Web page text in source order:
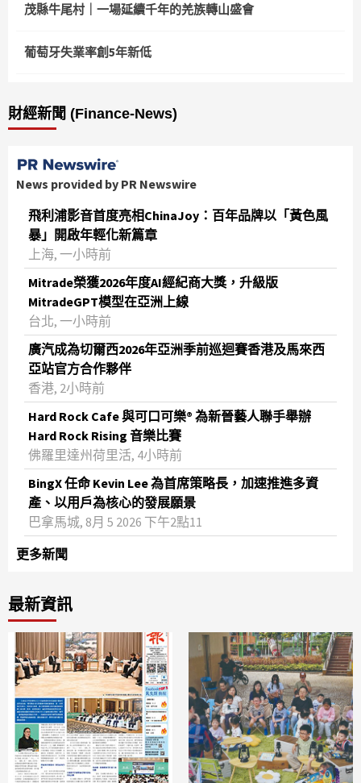
茂縣牛尾村｜一場延續千年的羌族轉山盛會
葡萄牙失業率創5年新低
財經新聞 (Finance-News)
News provided by PR Newswire
飛利浦影音首度亮相ChinaJoy：百年品牌以「黃色風
暴」開啟年輕化新篇章
上海, 一小時前
Mitrade榮獲2026年度AI經紀商大獎，升級版
MitradeGPT模型在亞洲上線
台北, 一小時前
廣汽成為切爾西2026年亞洲季前巡迴賽香港及馬來西
亞站官方合作夥伴
香港, 2小時前
Hard Rock Cafe 與可口可樂® 為新晉藝人聯手舉辦
Hard Rock Rising 音樂比賽
佛羅里達州荷里活, 4小時前
BingX 任命 Kevin Lee 為首席策略長，加速推進多資
產、以用戶為核心的發展願景
巴拿馬城, 8月 5 2026 下午2點11
更多新聞
最新資訊